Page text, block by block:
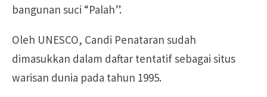
bangunan suci “Palah”.
Oleh UNESCO, Candi Penataran sudah
dimasukkan dalam daftar tentatif sebagai situs
warisan dunia pada tahun 1995.